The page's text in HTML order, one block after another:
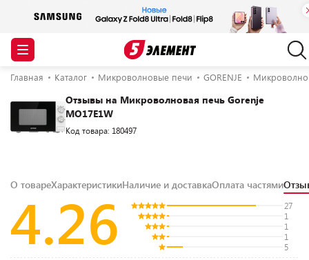
Главная Каталог Микроволновые печи GORENJE
Отзывы на Микроволновая печь Gorenje
MO17E1W
Код товара: 180497
О товареХарактеристикиНаличие и доставкаОплата частями
4.26
27
1
1
1
5